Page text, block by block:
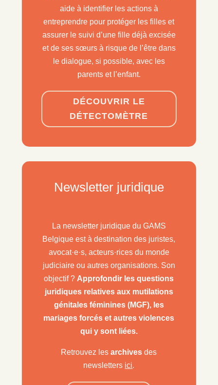
aide à identifier les actions à
entreprendre pour protéger les filles et
assurer le suivi d’une fille déjà excisée
et de ses sœurs à risque de l’être dans
le dialogue, si possible, avec les
parents et l’enfant.
DÉCOUVRIR LE
DÉTECTOMÈTRE
Newsletter juridique
La newsletter juridique du GAMS
Belgique est à destination des juristes,
avocat·e·s, acteurs·rices du monde
judiciaire ou autres organisations. Son
objectif ? Approfondir les questions
juridiques relatives aux mutilations
génitales féminines (MGF), les
mariages forcés et autres violences
qui y sont liées.
Retrouvez lesarchives des
newsletters ici.